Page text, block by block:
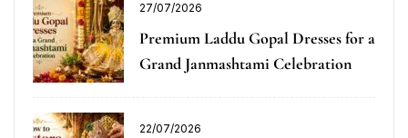
27/07/2026
Premium Laddu Gopal Dresses for a
Grand Janmashtami Celebration
22/07/2026